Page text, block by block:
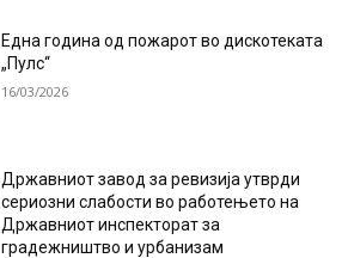
Една година од пожарот во дискотеката
„Пулс“
16/03/2026
Државниот завод за ревизија утврди
сериозни слабости во работењето на
Државниот инспекторат за
градежништво и урбанизам